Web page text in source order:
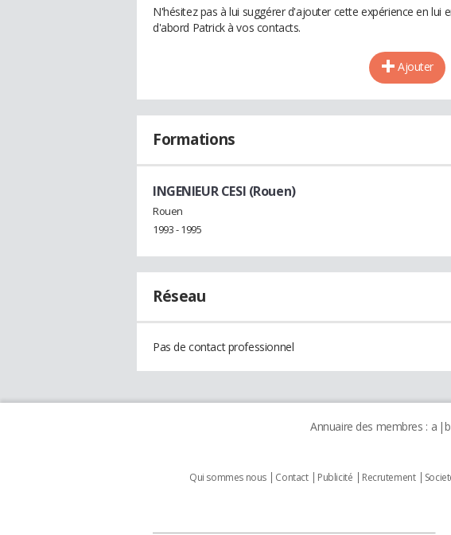
N'hésitez pas à lui suggérer d'ajouter cette expérience en lui
d'abord Patrick à vos contacts.
Ajouter
Formations
INGENIEUR CESI (Rouen)
Rouen
1993 - 1995
Réseau
Pas de contact professionnel
Annuaire des membres : a b
Qui sommes nous Contact Publicité Recrutement